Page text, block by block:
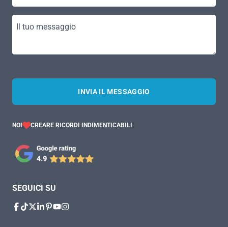
Il tuo messaggio
INVIA IL MESSAGGIO
NOI CREARE RICORDI INDIMENTICABILI
SEGUICI SU